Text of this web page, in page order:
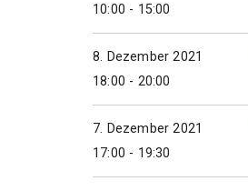
10:00 - 15:00
8. Dezember 2021
18:00 - 20:00
7. Dezember 2021
17:00 - 19:30